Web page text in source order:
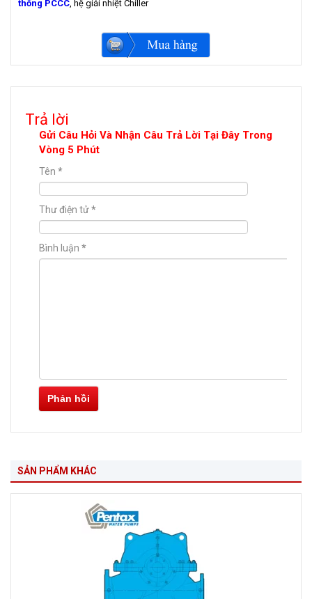
thống PCCC, hệ giải nhiệt Chiller
Trả lời
Gửi Câu Hỏi Và Nhận Câu Trả Lời Tại Đây Trong
Vòng 5 Phút
Tên *
Thư điện tử*
Bình luận *
Phản hồi
SẢN PHẨM KHÁC